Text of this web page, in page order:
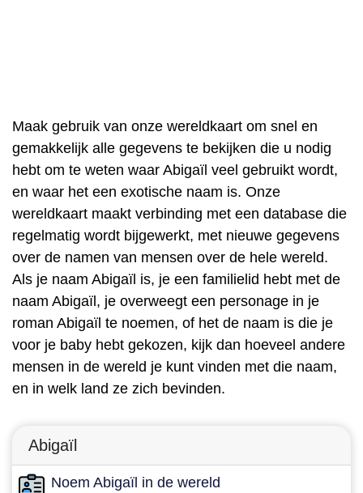
Maak gebruik van onze wereldkaart om snel en
gemakkelijk alle gegevens te bekijken die u nodig
hebt om te weten waar Abigaïl veel gebruikt wordt,
en waar het een exotische naam is. Onze
wereldkaart maakt verbinding met een database die
regelmatig wordt bijgewerkt, met nieuwe gegevens
over de namen van mensen over de hele wereld.
Als je naam Abigaïl is, je een familielid hebt met de
naam Abigaïl, je overweegt een personage in je
roman Abigaïl te noemen, of het de naam is die je
voor je baby hebt gekozen, kijk dan hoeveel andere
mensen in de wereld je kunt vinden met die naam,
en in welk land ze zich bevinden.
Abigaïl
Noem Abigaïl in de wereld